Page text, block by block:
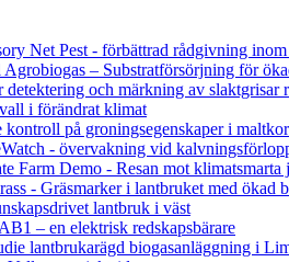
Net Pest - förbättrad rådgivning
Agrobiogas – Substratförsörjning för
detektering och märkning av slaktgrisar
i förändrat klimat
kontroll på groningsegenskaper i
- övervakning vid
Farm Demo - Resan mot klimatsmarta
- Gräsmarker i lantbruket med ökad
lantbruk i väst
– en elektrisk redskapsbärare
lantbrukarägd biogasanläggning i